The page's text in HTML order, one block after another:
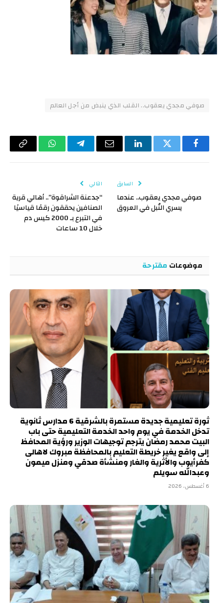
صوفي مجدي يعقوب.. القلب الذي ينبض من أجل العالم
فيسبوكتويتر لينكدإن البريد
تيلقرام واتسابCopy
السابق
صوفي مجدي يعقوب.. عندما
يسري النُبل في العروق
التالي
“جدعنة الشراقوة”.. أهالي قرية
الصنافين يحققون رقمًا قياسيًا
في التبرع بـ 2000 كيس دم
خلال 10 ساعات
موضوعات مقترحة
ثورة تعليمية جديدة مستمرة بالشرقية 6 مدارس ثانوية
تدخل الخدمة في يوم واحد الخدمة التعليمية حتى باب
البيت محمد رمضان يترجم توجيهات الوزير ورؤية المحافظ
إلى واقع يغير خريطة التعليم بالمحافظة مبروك لاهالى
كفرأيوب والأثرية والغار ومنشأة صدقي ومنزل ميمون
وعبدالله سويلم
6 أغسطس، 2026